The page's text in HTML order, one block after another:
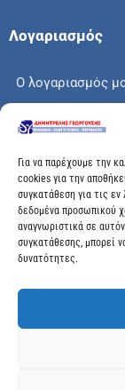
Για να παρέχουμε την
cookies για την
συγκατάθεση για τις
δεδομένα προσωπικού
αναγνωριστικά σε
συγκατάθεσης, μπορεί
δυνατότητες.
Λογαριασμός
Ο λογαριασμός
Το καλάθι μου
Check out
Διεύθυνση
Μεγάλης